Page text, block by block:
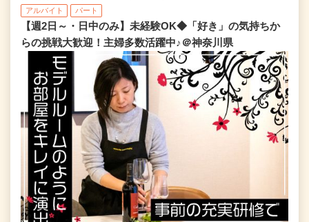
アルバイト パート
【週2日～・日中のみ】未経験OK◆「好き」の気持ちか
らの挑戦大歓迎！主婦多数活躍中♪＠神奈川県